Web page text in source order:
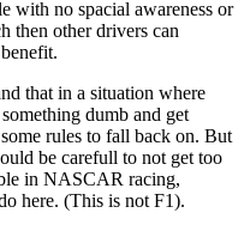
with no spacial awareness or
then other drivers can
that in a situation where
dumb and get
rules to fall back on. But
be carefull to not get too
in NASCAR racing,
here. (This is not F1).